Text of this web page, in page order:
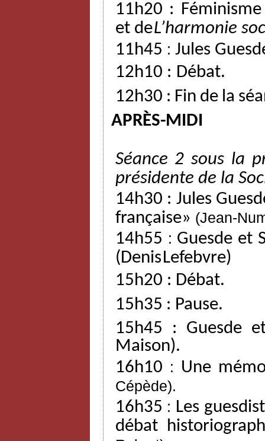
11h20 :
et deL’harmonie
11h45 : Jules
12h10 : Débat.
12h30 : Fin de la
APRÈS-MIDI
Séance 2 sous la
présidente de la
14h30 : Jules
française» (Jean-
14h55 : Guesde et
(DenisLefebvre)
15h20 : Débat.
15h35 : Pause.
15h45
: Guesde
Maison).
16h10 : Une
Cépède).
16h35 : Les
débat